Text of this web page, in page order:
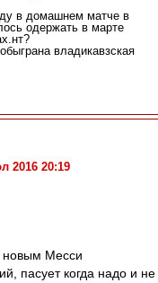
в домашнем матче в
одержать в марте
владикавзская
2016 20:19
новым Месси
пасует когда надо и не